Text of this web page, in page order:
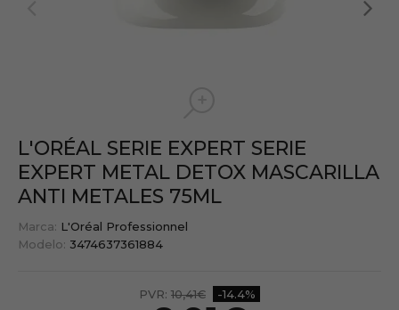
L'ORÉAL SERIE EXPERT SERIE
EXPERT METAL DETOX MASCARILLA
ANTI METALES 75ML
Marca: L'Oréal Professionnel
Modelo: 3474637361884
PVR: 10,41€ -14.4%